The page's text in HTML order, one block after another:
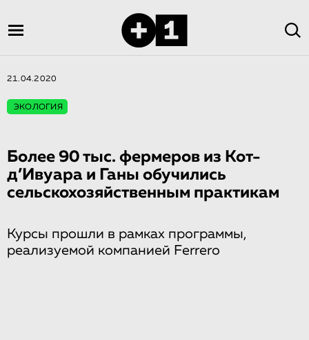
21.04.2020
ЭКОЛОГИЯ
Более 90 тыс. фермеров из Кот-
д’Иву­а­ра и Ганы обучились
сельскохозяй­ствен­ным практикам
Курсы прошли в рамках программы,
реализуемой компанией Ferrero